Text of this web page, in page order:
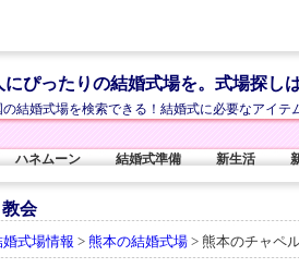
ぴったりの結婚式場を。式場探し
結婚式場を検索できる！結婚式に必要なアイテ
ハネムーン 結婚式準備 新生活
会
婚式場情報 > 熊本の結婚式場 > 熊本のチャペ